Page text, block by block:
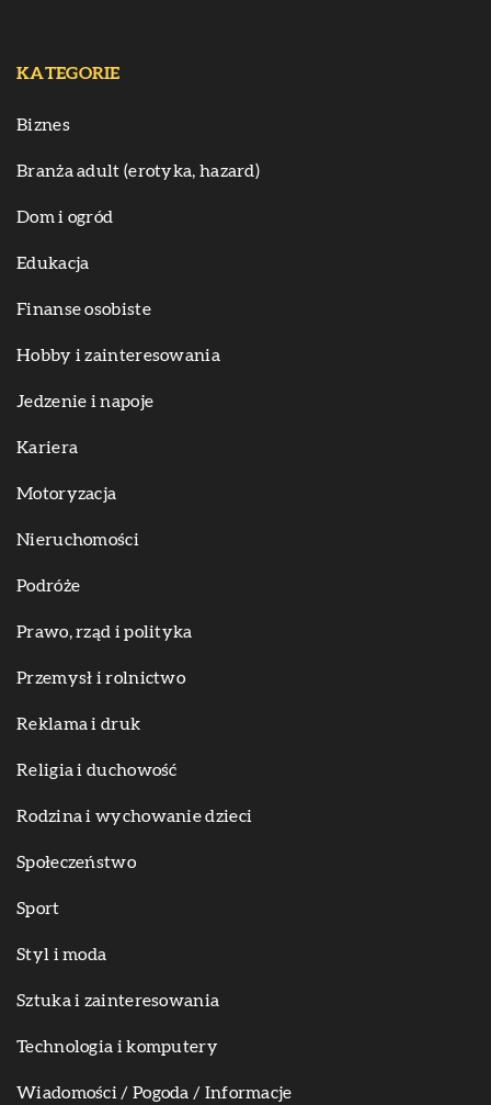
KATEGORIE
Biznes
Branża adult (erotyka, hazard)
Dom i ogród
Edukacja
Finanse osobiste
Hobby i zainteresowania
Jedzenie i napoje
Kariera
Motoryzacja
Nieruchomości
Podróże
Prawo, rząd i polityka
Przemysł i rolnictwo
Reklama i druk
Religia i duchowość
Rodzina i wychowanie dzieci
Społeczeństwo
Sport
Styl i moda
Sztuka i zainteresowania
Technologia i komputery
Wiadomości / Pogoda / Informacje